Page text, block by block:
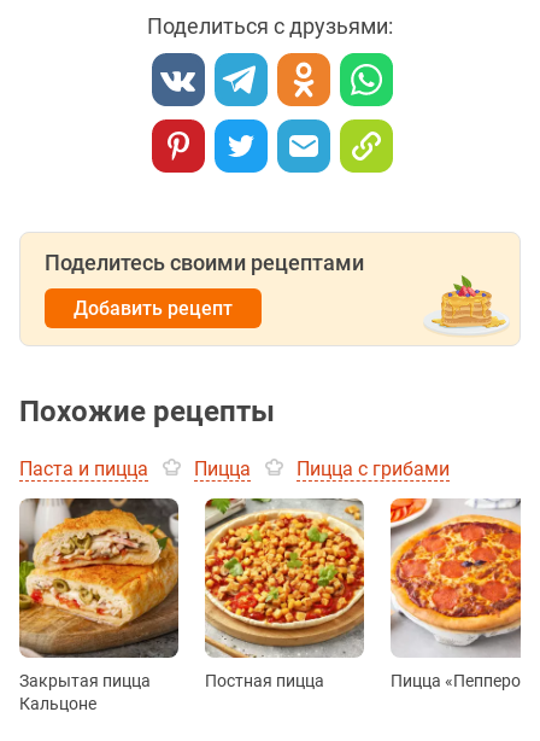
Поделиться с друзьями:
Поделитесь своими рецептами
Добавить рецепт
Похожие рецепты
Паста и пицца Пицца Пицца с грибами
Закрытая пицца
Кальцоне
Постная пицца Пицца